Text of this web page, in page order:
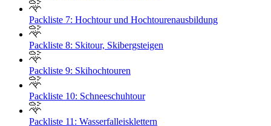
Packliste 7: Hochtour und Hochtourenausbildung
Packliste 8: Skitour, Skibergsteigen
Packliste 9: Skihochtouren
Packliste 10: Schneeschuhtour
Packliste 11: Wasserfalleisklettern